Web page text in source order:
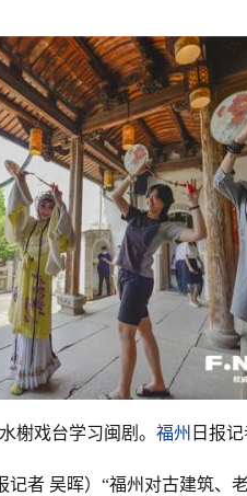
榭戏台学习闽剧。 福州 日报
记者 吴晖）“福州对古建筑、